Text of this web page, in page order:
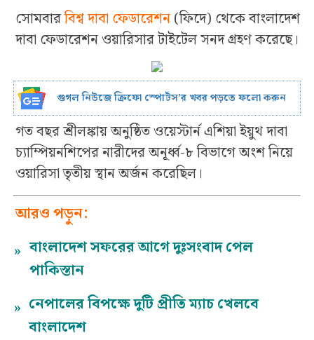
সোমবারবিশ্ব দাবা ফেডারেশন(ফিদে) থেকে বাংলাদেশ
দাবা ফেডারেশন ওয়ারিসার টাইটেল সনদ গ্রহণ করেছে।
গুগল নিউজে ক্রিফো স্পোর্টস’র খবর পড়তে ফলো করুন
গত বছর শ্রীলঙ্কায় অনুষ্ঠিত ওয়েস্টার্ন এশিয়া ইয়ুথ দাবা
চ্যাম্পিয়নশিপের নারীদের অনূর্ধ্ব-৮ বিভাগে অংশ নিয়ে
ওয়ারিসা তৃতীয় স্থান অর্জন করেছিল।
আরও পড়ুন:
» বাংলাদেশ সফরের আগে দুঃসংবাদ পেল
পাকিস্তান
» নেপালের বিপক্ষে দুটি প্রীতি ম্যাচ খেলবে
বাংলাদেশ